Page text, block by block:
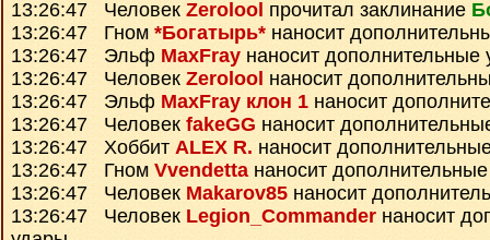
13:26:47 Человек Zerolool прочитал заклинание
13:26:47 Гном *Богатырь* наносит
13:26:47 Эльф MaxFray наносит дополнительные
13:26:47 Человек Zerolool наносит
13:26:47 Эльф MaxFray клон 1 наносит
13:26:47 Человек fakeGG наносит
13:26:47 Хоббит ALEX R. наносит
13:26:47 Гном Vvendettaнаносит
13:26:47 Человек Makarov85 наносит
13:26:47 Человек Legion_Commander наносит